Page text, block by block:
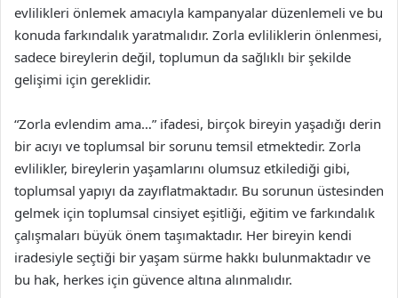
evlilikleri önlemek amacıyla kampanyalar düzenlemeli ve bu
konuda farkındalık yaratmalıdır. Zorla evliliklerin önlenmesi,
sadece bireylerin değil, toplumun da sağlıklı bir şekilde
gelişimi için gereklidir.
“Zorla evlendim ama…” ifadesi, birçok bireyin yaşadığı derin
bir acıyı ve toplumsal bir sorunu temsil etmektedir. Zorla
evlilikler, bireylerin yaşamlarını olumsuz etkilediği gibi,
toplumsal yapıyı da zayıflatmaktadır. Bu sorunun üstesinden
gelmek için toplumsal cinsiyet eşitliği, eğitim ve farkındalık
çalışmaları büyük önem taşımaktadır. Her bireyin kendi
iradesiyle seçtiği bir yaşam sürme hakkı bulunmaktadır ve
bu hak, herkes için güvence altına alınmalıdır.